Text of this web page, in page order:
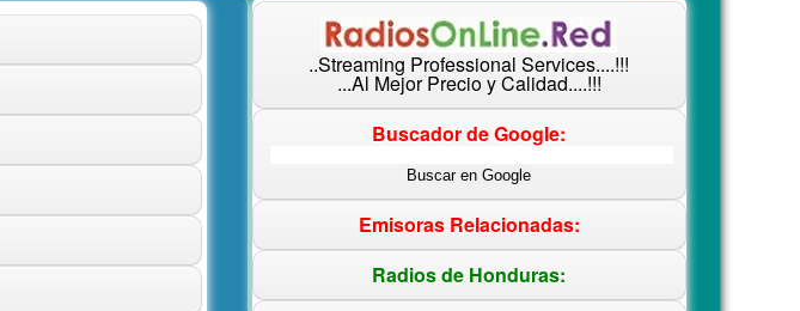
..Streaming Professional Services....!!!
...Al Mejor Precio y Calidad....!!!
Buscador de Google:
Emisoras Relacionadas:
Radios de Honduras: